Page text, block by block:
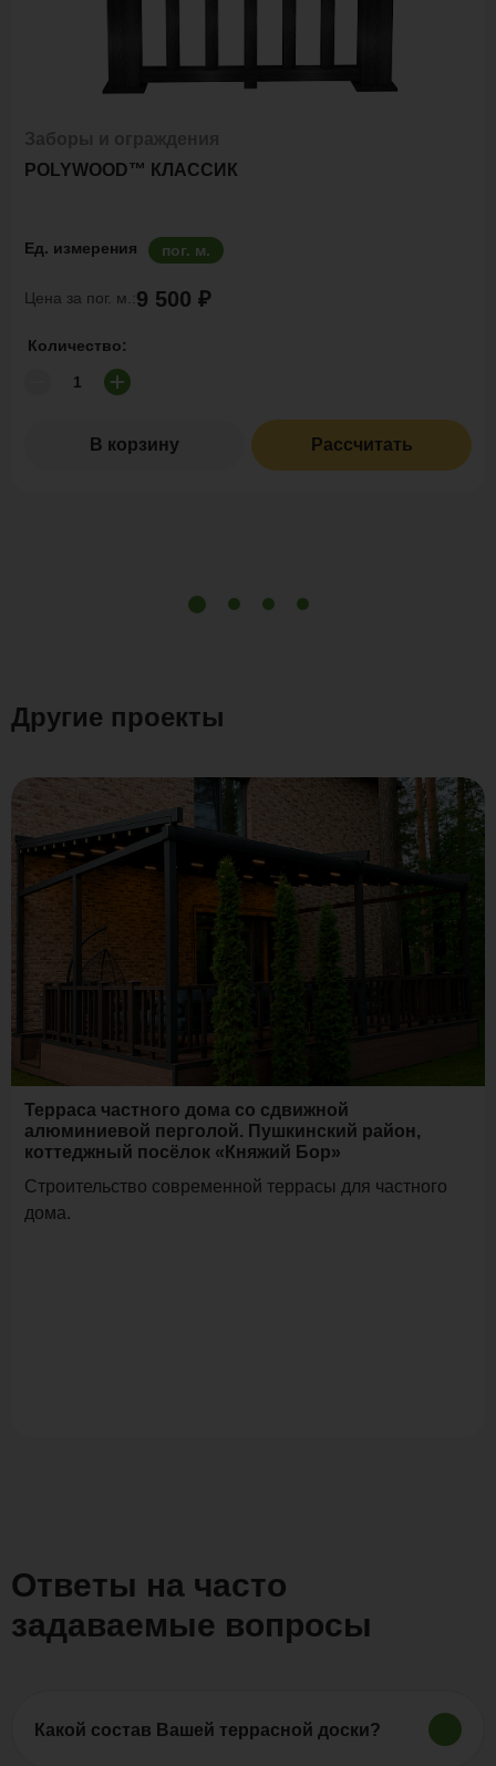
POLYWOOD™ КЛАССИК
Ед. измерения пог. м.
Цена за пог. м.:9 500 ₽
Количество:
В корзину Рассчитать
Другие проекты
Терраса частного дома со сдвижной
алюминиевой перголой. Пушкинский район,
коттеджный посёлок «Княжий Бор»
Строительство современной террасы для частного
дома.
Ответы на часто
задаваемые вопросы
Какой состав Вашей террасной доски?